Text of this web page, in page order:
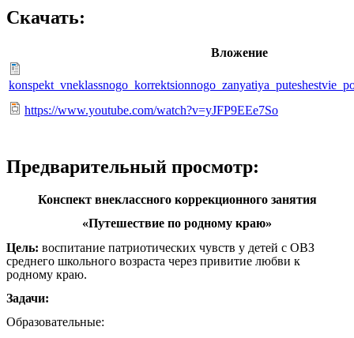
Скачать:
Вложение
https://www.youtube.com/watch?v=yJFP9EEe7So
Предварительный просмотр:
Конспект внеклассного коррекционного занятия
«Путешествие по родному краю»
Цель: воспитание патриотических чувств у детей с ОВЗ
среднего школьного возраста через привитие любви к
родному краю.
Задачи:
Образовательные: